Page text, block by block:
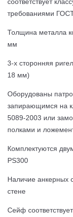
требованиями
Толщина металла
мм
3-х сторонняя
18 мм)
Оборудованы
запирающимся на
5089-2003 или
полками и
Комплектуются
PS300
Наличие анкерных
стене
Cейф